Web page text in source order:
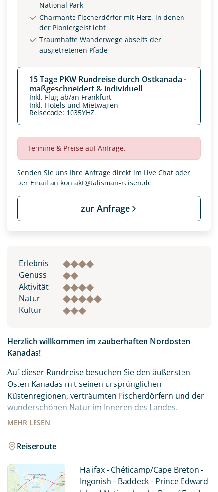
National Park
Charmante Fischerdörfer mit Herz, in denen
der Pioniergeist lebt
Traumhafte Wanderwege abseits der
ausgetretenen Pfade
15 Tage PKW Rundreise durch Ostkanada -
maßgeschneidert & individuell
Inkl. Flug ab/an Frankfurt
Inkl. Hotels und Mietwagen
Reisecode: 1035YHZ
Termine & Preise auf Anfrage.
Senden Sie uns Ihre Anfrage direkt im Live Chat oder
per Email an kontakt@talisman-reisen.de
zur Anfrage
Erlebnis
Genuss
Aktivität
Natur
Kultur
MEHR LESEN
Herzlich willkommen im zauberhaften Nordosten
Kanadas!
Auf dieser Rundreise besuchen Sie den äußersten
Osten Kanadas mit seinen ursprünglichen
Küstenregionen, verträumten Fischerdörfern und der
wunderschönen Natur im Inneren des Landes.
Eher untypisch für den klassischen Kanadaurlaub, aber
Küstenlänge von rund 7.600 Kilometern mit
feinsandigen und kilometerlangen Sandstränden bis
hin zu kleinen Buchten.
Die kleine Insel Prince Edward Island im Golf von St.
Reiseroute
Halifax - Chéticamp/Cape Breton -
Ingonish - Baddeck - Prince Edward